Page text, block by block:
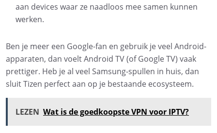
aan devices waar ze naadloos mee samen kunnen
werken.
Ben je meer een Google-fan en gebruik je veel Android-
apparaten, dan voelt Android TV (of Google TV) vaak
prettiger. Heb je al veel Samsung-spullen in huis, dan
sluit Tizen perfect aan op je bestaande ecosysteem.
LEZEN Wat is de goedkoopste VPN voor IPTV?